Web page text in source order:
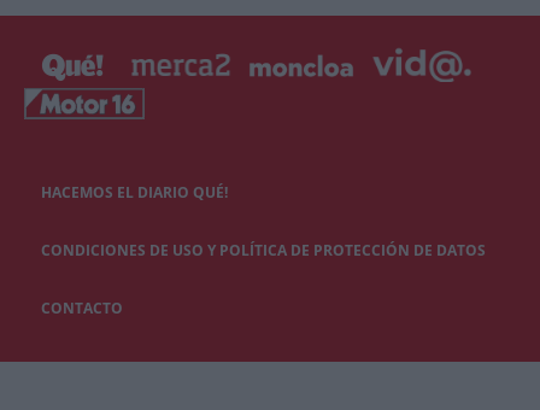
HACEMOS EL DIARIO QUÉ!
CONDICIONES DE USO Y POLÍTICA DE PROTECCIÓN DE DATOS
CONTACTO